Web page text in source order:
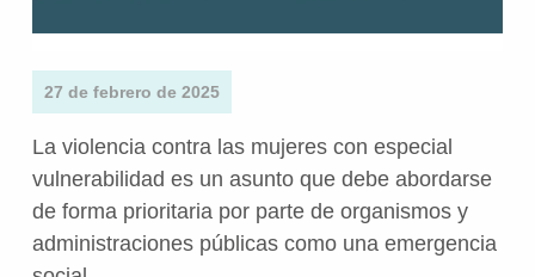
27 de febrero de 2025
La violencia contra las mujeres con especial
vulnerabilidad es un asunto que debe abordarse
de forma prioritaria por parte de organismos y
administraciones públicas como una emergencia